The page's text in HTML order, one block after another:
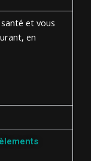
et vous
en